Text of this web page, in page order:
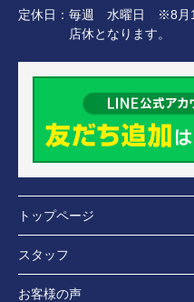
定休日： 毎週 水曜日 ※8月11
店休となります。
トップページ
スタッフ
お客様の声